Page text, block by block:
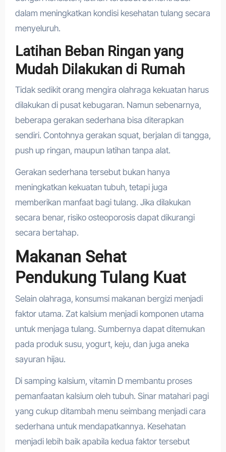
dalam meningkatkan kondisi kesehatan tulang secara
menyeluruh.
Latihan Beban Ringan yang
Mudah Dilakukan di Rumah
Tidak sedikit orang mengira olahraga kekuatan harus
dilakukan di pusat kebugaran. Namun sebenarnya,
beberapa gerakan sederhana bisa diterapkan
sendiri. Contohnya gerakan squat, berjalan di tangga,
push up ringan, maupun latihan tanpa alat.
Gerakan sederhana tersebut bukan hanya
meningkatkan kekuatan tubuh, tetapi juga
memberikan manfaat bagi tulang. Jika dilakukan
secara benar, risiko osteoporosis dapat dikurangi
secara bertahap.
Makanan Sehat
Pendukung Tulang Kuat
Selain olahraga, konsumsi makanan bergizi menjadi
faktor utama. Zat kalsium menjadi komponen utama
untuk menjaga tulang. Sumbernya dapat ditemukan
pada produk susu, yogurt, keju, dan juga aneka
sayuran hijau.
Di samping kalsium, vitamin D membantu proses
pemanfaatan kalsium oleh tubuh. Sinar matahari pagi
yang cukup ditambah menu seimbang menjadi cara
sederhana untuk mendapatkannya. Kesehatan
menjadi lebih baik apabila kedua faktor tersebut